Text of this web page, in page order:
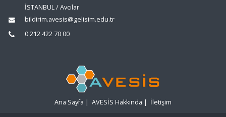
İSTANBUL / Avcılar
bildirim.avesis@gelisim.edu.tr
0 212 422 70 00
Ana Sayfa | AVESİS Hakkında | İletişim